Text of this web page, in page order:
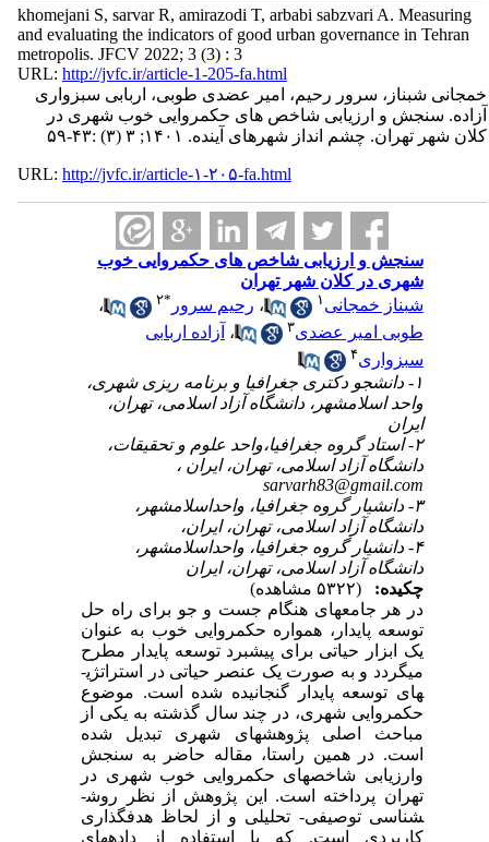
khomejani S, sarvar R, amirazodi T, arbabi sabzvari A. Measuring
and evaluating the indicators of good urban governance in Tehran
metropolis. JFCV 2022; 3 (3) : 3
URL: http://jvfc.ir/article-1-205-fa.html
خمجانی شبناز، سرور رحیم، امیر عضدی طوبی، اربابی سبزواری
آزاده. سنجش و ارزیابی شاخص های حکمروایی خوب شهری در
کلان شهر تهران. چشم انداز شهرهای آینده. ۱۴۰۱; ۳ (۳) :۴۳-۵۹
URL: http://jvfc.ir/article-۱-۲۰۵-fa.html
سنجش و ارزیابی شاخص های حکمروایی خوب
شهری در کلان شهر تهران
شبناز خمجانی ۱ ، رحیم سرور *۲
،
طوبی امیر عضدی۳ ، آزاده اربابی
سبزواری۴
۱- دانشجو دکتری جغرافیا و برنامه ریزی شهری،
واحد اسلامشهر، دانشگاه آزاد اسلامی، تهران،
ایران
۲- استاد گروه جغرافیا،واحد علوم و تحقیقات،
دانشگاه آزاد اسلامی، تهران، ایران ،
sarvarh83@gmail.com
۳- دانشیار گروه جغرافیا، واحداسلامشهر،
دانشگاه آزاد اسلامی، تهران، ایران،
۴- دانشیار گروه جغرافیا، واحداسلامشهر،
دانشگاه آزاد اسلامی، تهران، ایران
چکیده:
(۵۳۲۲ مشاهده)
در هر جامعه­ای هنگام جست و جو برای راه حل
توسعه پایدار، همواره حکمروایی خوب به عنوان
یک ابزار حیاتی برای پیشبرد توسعه پایدار مطرح
می­گردد و به صورت یک عنصر حیاتی در استراتژی­
های توسعه پایدار گنجانیده شده است. موضوع
حکمروایی شهری، در چند سال گذشته به یکی از
مباحث اصلی پژوهش­های شهری تبدیل شده
است. در همین راستا، مقاله حاضر به سنجش
وارزیابی شاخص­های حکمروایی خوب شهری در
تهران پرداخته است. این پژوهش از نظر روش­
شناسی توصیفی- تحلیلی و از لحاظ هدف­گذاری
کاربردی است. که با استفاده از داده­های